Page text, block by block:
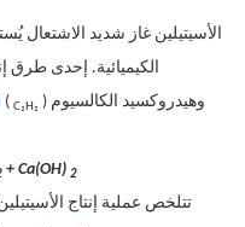
الأسيتيلين غاز شديد الاشتعال
الكيميائية. إحدى طرق
. ينتج عن هذا التفاعل الأسيتيلين ( C₂H₂ ) وهيدروكسيد الكالسيوم
+ Ca(OH) 2
تتلخص عملية إنتاج